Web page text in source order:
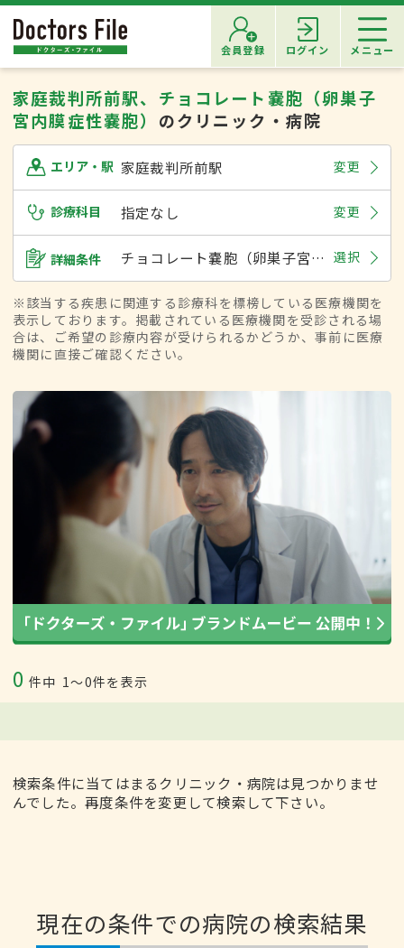
会員登録 ログイン メニュー
家庭裁判所前駅、チョコレート嚢胞（卵巣子
宮内膜症性嚢胞） のクリニック・病院
エリア・駅 家庭裁判所前駅 変更
診療科目 指定なし 変更
詳細条件 チョコレート嚢胞（卵巣子宮内膜症性嚢胞） 選択
※該当する疾患に関連する診療科を標榜している医療機関を
表示しております。掲載されている医療機関を受診される場
合は、ご希望の診療内容が受けられるかどうか、事前に医療
機関に直接ご確認ください。
0 件中 1〜0件を表示
検索条件に当てはまるクリニック・病院は見つかりませ
んでした。再度条件を変更して検索して下さい。
現在の条件での病院の検索結果